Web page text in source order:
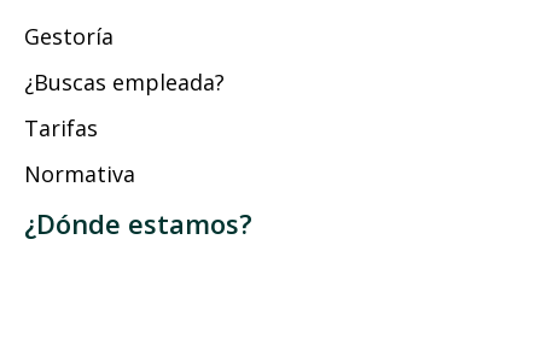
Gestoría
¿Buscas empleada?
Tarifas
Normativa
¿Dónde estamos?